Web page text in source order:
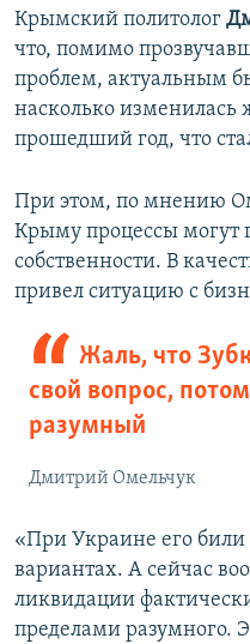
Крымский политолог
что, помимо
проблем, актуальным
насколько
прошедший год, что
При этом, по мнению
Крыму процессы могут
собственности. В
привел ситуацию с
Жаль, что
свой вопрос,
разумный
Дмитрий Омельчук
«При Украине его били
вариантах. А сейчас
ликвидации
пределами разумного.